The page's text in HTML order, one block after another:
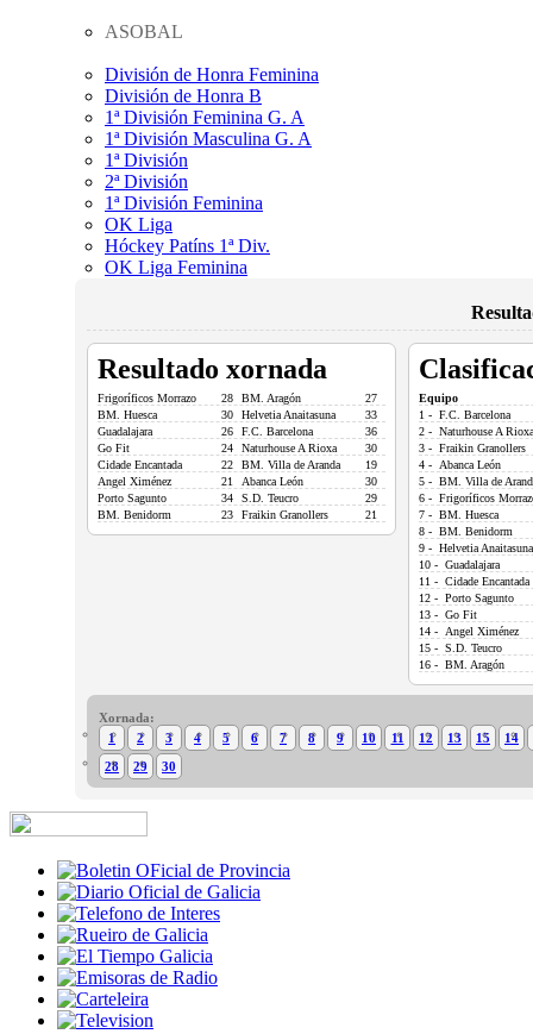
ASOBAL
División de Honra Feminina
División de Honra B
1ª División Feminina G. A
1ª División Masculina G. A
1ª División
2ª División
1ª División Feminina
OK Liga
Hóckey Patíns 1ª Div.
OK Liga Feminina
Resultado xornada
Frigoríficos Morrazo 28 BM. Aragón
27
BM. Huesca
30 Helvetia Anaitasuna
33
Guadalajara
26 F.C. Barcelona
36
Go Fit
24 Naturhouse A Rioxa
30
Cidade Encantada
22 BM. Villa de Aranda
19
Angel Ximénez
21 Abanca León
30
Porto Sagunto
34 S.D. Teucro
29
BM. Benidorm
23 Fraikin Granollers 21
Equipo
1 - F.C. Barcelona
2 - Naturhouse A Rioxa
3 - Fraikin Granollers
4 - Abanca León
5 - BM. Villa de
6 - Frigoríficos
7 - BM. Huesca
8 - BM. Benidorm
9 - Helvetia Anaitasuna
10 - Guadalajara
11 - Cidade Encantada
12 - Porto Sagunto
13 - Go Fit
14 - Angel Ximénez
15 - S.D. Teucro
16 - BM. Aragón
Xornada:
1
2 3 4 5 6 7 8 9 10 11 12 13 15
14
28
29 30